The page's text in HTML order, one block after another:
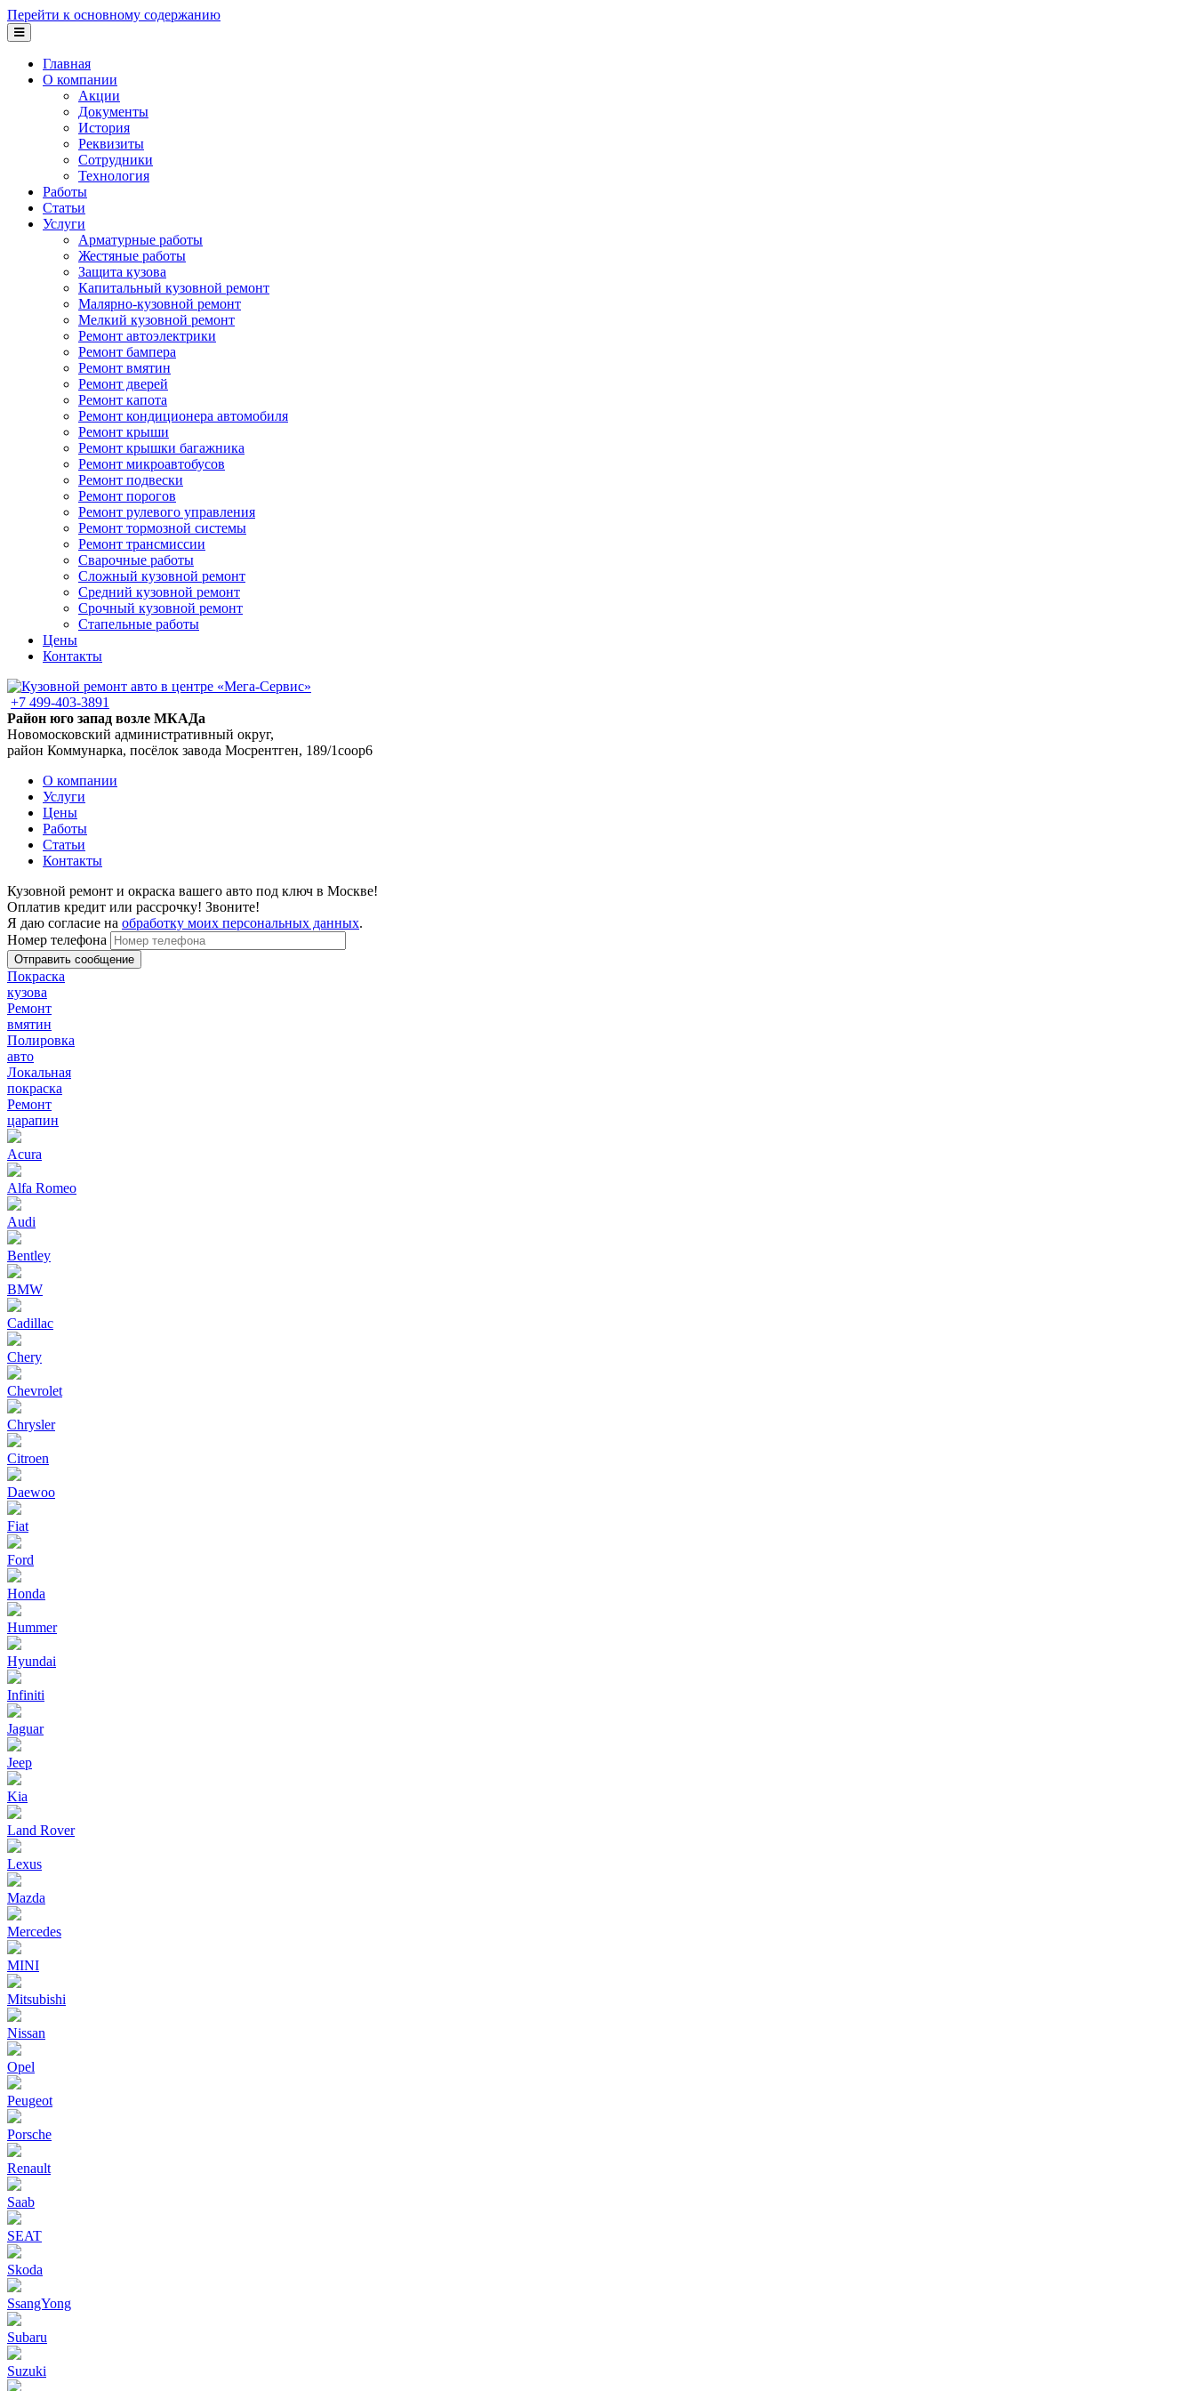
Перейти к основному содержанию
Главная
О компании
Акции
Документы
История
Реквизиты
Сотрудники
Технология
Работы
Статьи
Услуги
Арматурные работы
Жестяные работы
Защита кузова
Капитальный кузовной ремонт
Малярно-кузовной ремонт
Мелкий кузовной ремонт
Ремонт автоэлектрики
Ремонт бампера
Ремонт вмятин
Ремонт дверей
Ремонт капота
Ремонт кондиционера автомобиля
Ремонт крыши
Ремонт крышки багажника
Ремонт микроавтобусов
Ремонт подвески
Ремонт порогов
Ремонт рулевого управления
Ремонт тормозной системы
Ремонт трансмиссии
Сварочные работы
Сложный кузовной ремонт
Средний кузовной ремонт
Срочный кузовной ремонт
Стапельные работы
Цены
Контакты
+7 499-403-3891
Район юго запад возле МКАДа
Новомосковский административный округ,
район Коммунарка, посёлок завода Мосрентген, 189/1соор6
О компании
Услуги
Цены
Работы
Статьи
Контакты
Кузовной ремонт и окраска вашего авто под ключ в Москве!
Оплатив кредит или рассрочку! Звоните!
Я даю согласие на обработку моих персональных данных.
Номер телефона
Покраска
кузова
Ремонт
вмятин
Полировка
авто
Локальная
покраска
Ремонт
царапин
Acura
Alfa Romeo
Audi
Bentley
BMW
Cadillac
Chery
Chevrolet
Chrysler
Citroen
Daewoo
Fiat
Ford
Honda
Hummer
Hyundai
Infiniti
Jaguar
Jeep
Kia
Land Rover
Lexus
Mazda
Mercedes
MINI
Mitsubishi
Nissan
Opel
Peugeot
Porsche
Renault
Saab
SEAT
Skoda
SsangYong
Subaru
Suzuki